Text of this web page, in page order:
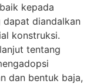
kepada
dapat diandalkan
konstruksi.
tentang
dan bentuk baja,